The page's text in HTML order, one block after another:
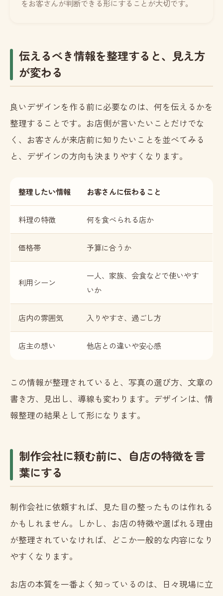
をお客さんが判断できる形にすることが大切です。
伝えるべき情報を整理すると、見え方
が変わる
良いデザインを作る前に必要なのは、何を伝えるかを
整理することです。お店側が言いたいことだけでな
く、お客さんが来店前に知りたいことを並べてみる
と、デザインの方向も決まりやすくなります。
整理したい情報 お客さんに伝わること
料理の特徴 何を食べられる店か
価格帯 予算に合うか
利用シーン
一人、家族、会食などで使いやす
いか
店内の雰囲気 入りやすさ、過ごし方
店主の想い 他店との違いや安心感
この情報が整理されていると、写真の選び方、文章の
書き方、見出し、導線も変わります。デザインは、情
報整理の結果として形になります。
制作会社に頼む前に、自店の特徴を言
葉にする
制作会社に依頼すれば、見た目の整ったものは作れる
かもしれません。しかし、お店の特徴や選ばれる理由
が整理されていなければ、どこか一般的な内容になり
やすくなります。
お店の本質を一番よく知っているのは、日々現場に立